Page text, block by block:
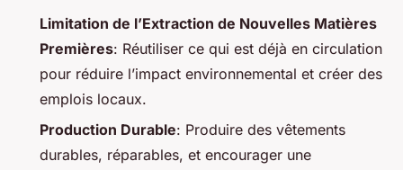
Limitation de l’Extraction de Nouvelles Matières
Premières: Réutiliser ce qui est déjà en circulation
pour réduire l’impact environnemental et créer des
emplois locaux.
Production Durable: Produire des vêtements
durables, réparables, et encourager une